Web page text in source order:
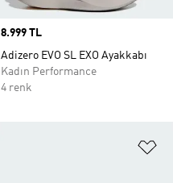
Price
8.999 TL
Adizero EVO SL EXO Ayakkabı
Kadın Performance
4 renk